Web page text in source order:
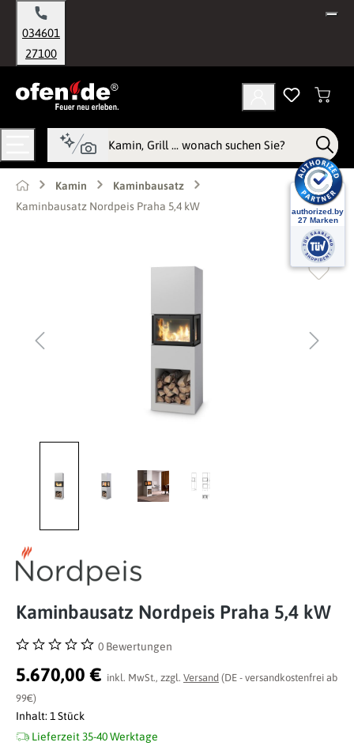
springen
034601
27100
Kamin
Kaminbausatz
Kaminbausatz Nordpeis Praha 5,4 kW
Kaminbausatz Nordpeis Praha 5,4 kW
Durchschnittliche Bewertung von 0 von 5 Sternen
0 Bewertungen
5.670,00 € inkl. MwSt., zzgl. Versand (DE - versandkostenfrei ab
99€)
Inhalt: 1 Stück
Lieferzeit 35-40 Werktage